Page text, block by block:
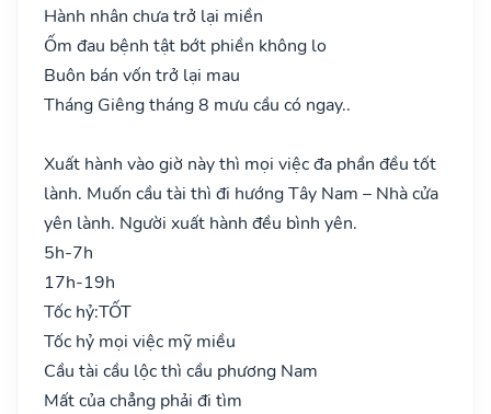
Hành nhân chưa trở lại miền
Ốm đau bệnh tật bớt phiền không lo
Buôn bán vốn trở lại mau
Tháng Giêng tháng 8 mưu cầu có ngay..
Xuất hành vào giờ này thì mọi việc đa phần đều tốt
lành. Muốn cầu tài thì đi hướng Tây Nam – Nhà cửa
yên lành. Người xuất hành đều bình yên.
5h-7h
17h-19h
Tốc hỷ:TỐT
Tốc hỷ mọi việc mỹ miều
Cầu tài cầu lộc thì cầu phương Nam
Mất của chẳng phải đi tìm